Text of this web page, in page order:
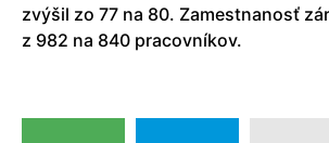
zvýšil zo 77 na 80. Zamestnanosť
z 982 na 840 pracovníkov.